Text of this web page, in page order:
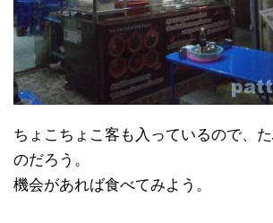
ちょこちょこ客も入っているので、
のだろう。
機会があれば食べてみよう。